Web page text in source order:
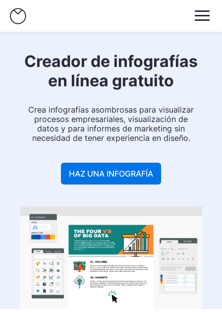
Creador de infografías
en línea gratuito
Crea infografías asombrosas para visualizar
procesos empresariales, visualización de
datos y para informes de marketing sin
necesidad de tener experiencia en diseño.
HAZ UNA INFOGRAFÍA